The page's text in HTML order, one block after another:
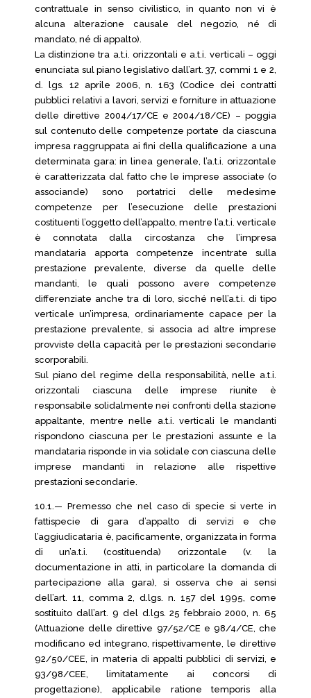
contrattuale in senso civilistico, in quanto non vi è
alcuna alterazione causale del negozio, né di
mandato, né di appalto).
La distinzione tra a.t.i. orizzontali e a.t.i. verticali – oggi
enunciata sul piano legislativo dall’art. 37, commi 1 e 2,
d. lgs. 12 aprile 2006, n. 163 (Codice dei contratti
pubblici relativi a lavori, servizi e forniture in attuazione
delle direttive 2004/17/CE e 2004/18/CE) – poggia
sul contenuto delle competenze portate da ciascuna
impresa raggruppata ai fini della qualificazione a una
determinata gara: in linea generale, l’a.t.i. orizzontale
è caratterizzata dal fatto che le imprese associate (o
associande) sono portatrici delle medesime
competenze per l’esecuzione delle prestazioni
costituenti l’oggetto dell’appalto, mentre l’a.t.i. verticale
è connotata dalla circostanza che l’impresa
mandataria apporta competenze incentrate sulla
prestazione prevalente, diverse da quelle delle
mandanti, le quali possono avere competenze
differenziate anche tra di loro, sicché nell’a.t.i. di tipo
verticale un’impresa, ordinariamente capace per la
prestazione prevalente, si associa ad altre imprese
provviste della capacità per le prestazioni secondarie
scorporabili.
Sul piano del regime della responsabilità, nelle a.t.i.
orizzontali ciascuna delle imprese riunite è
responsabile solidalmente nei confronti della stazione
appaltante, mentre nelle a.t.i. verticali le mandanti
rispondono ciascuna per le prestazioni assunte e la
mandataria risponde in via solidale con ciascuna delle
imprese mandanti in relazione alle rispettive
prestazioni secondarie.
10.1.— Premesso che nel caso di specie si verte in
fattispecie di gara d’appalto di servizi e che
l’aggiudicataria è, pacificamente, organizzata in forma
di un’a.t.i. (costituenda) orizzontale (v. la
documentazione in atti, in particolare la domanda di
partecipazione alla gara), si osserva che ai sensi
dell’art. 11, comma 2, d.lgs. n. 157 del 1995, come
sostituito dall’art. 9 del d.lgs. 25 febbraio 2000, n. 65
(Attuazione delle direttive 97/52/CE e 98/4/CE, che
modificano ed integrano, rispettivamente, le direttive
92/50/CEE, in materia di appalti pubblici di servizi, e
93/98/CEE, limitatamente ai concorsi di
progettazione), applicabile ratione temporis alla